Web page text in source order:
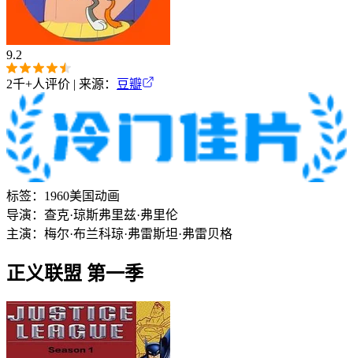
9.2
2千+人评价 | 来源： 豆瓣
标签： 1960美国动画
导演： 查克·琼斯弗里兹·弗里伦
主演： 梅尔·布兰科琼·弗雷斯坦·弗雷贝格
正义联盟 第一季